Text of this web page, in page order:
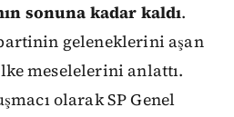
sonuna kadar kaldı.
geleneklerini aşan
meselelerini anlattı.
olarak SP Genel